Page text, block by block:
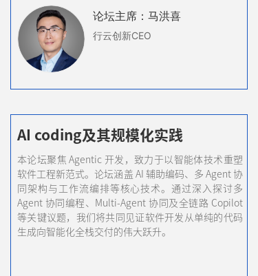
论坛主席 ：马洪喜
行云创新CEO
本论坛聚焦 Agentic 开发，致力于以智能体技术重塑
软件工程新范式。论坛涵盖 AI 辅助编码、多 Agent 协
同架构与工作流编排等核心技术。通过深入探讨多
Agent 协同编程、Multi-Agent 协同及全链路 Copilot
等关键议题，我们将共同见证软件开发从单纯的代码
生成向智能化全栈交付的伟大跃升。
AI coding及其规模化实践